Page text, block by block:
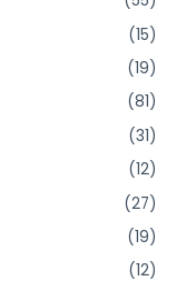
(15)
(19)
(81)
(31)
(12)
(27)
(19)
(12)